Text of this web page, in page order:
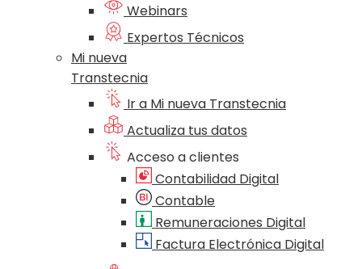
Webinars
Expertos Técnicos
Mi nueva
Transtecnia
Ir a Mi nueva Transtecnia
Actualiza tus datos
Acceso a clientes
Contabilidad Digital
Contable
Remuneraciones Digital
Factura Electrónica Digital